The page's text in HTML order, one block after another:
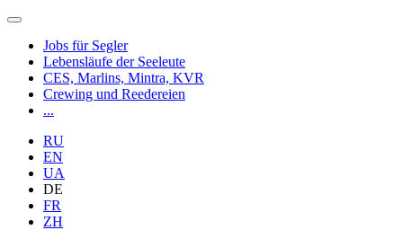
Jobs für Segler
Lebensläufe der Seeleute
CES, Marlins, Mintra, KVR
Crewing und Reedereien
...
RU
EN
UA
DE
FR
ZH